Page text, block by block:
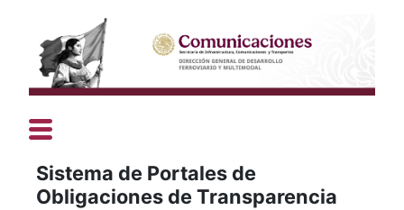
Sistema de Portales de
Obligaciones de Transparencia